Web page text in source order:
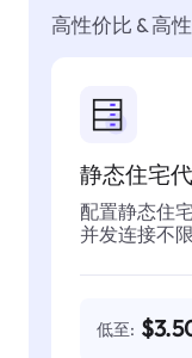
高性价比 & 高
静态住宅
配置静态住
并发连接不限
低至: